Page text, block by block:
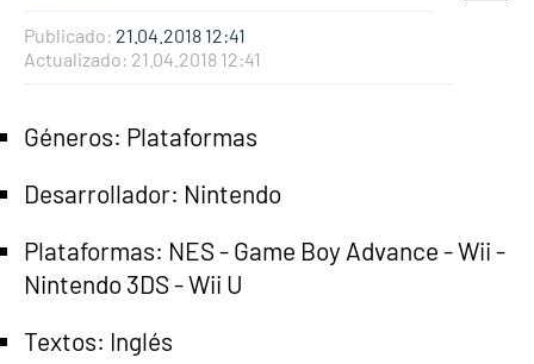
Publicado: 21.04.2018 12:41
Actualizado: 21.04.2018 12:41
Géneros: Plataformas
Desarrollador: Nintendo
Plataformas: NES - Game Boy Advance - Wii -
Nintendo 3DS - Wii U
Textos: Inglés